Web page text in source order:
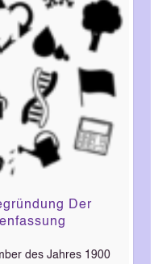
Der
des Jahres 1900